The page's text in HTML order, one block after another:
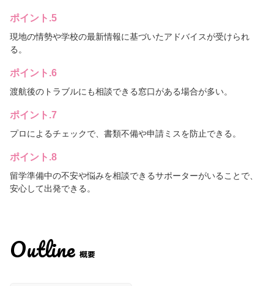
ポイント.5
現地の情勢や学校の最新情報に基づいたアドバイスが受けられ
る。
ポイント.6
渡航後のトラブルにも相談できる窓口がある場合が多い。
ポイント.7
プロによるチェックで、書類不備や申請ミスを防止できる。
ポイント.8
留学準備中の不安や悩みを相談できるサポーターがいることで、
安心して出発できる。
Outline 概要